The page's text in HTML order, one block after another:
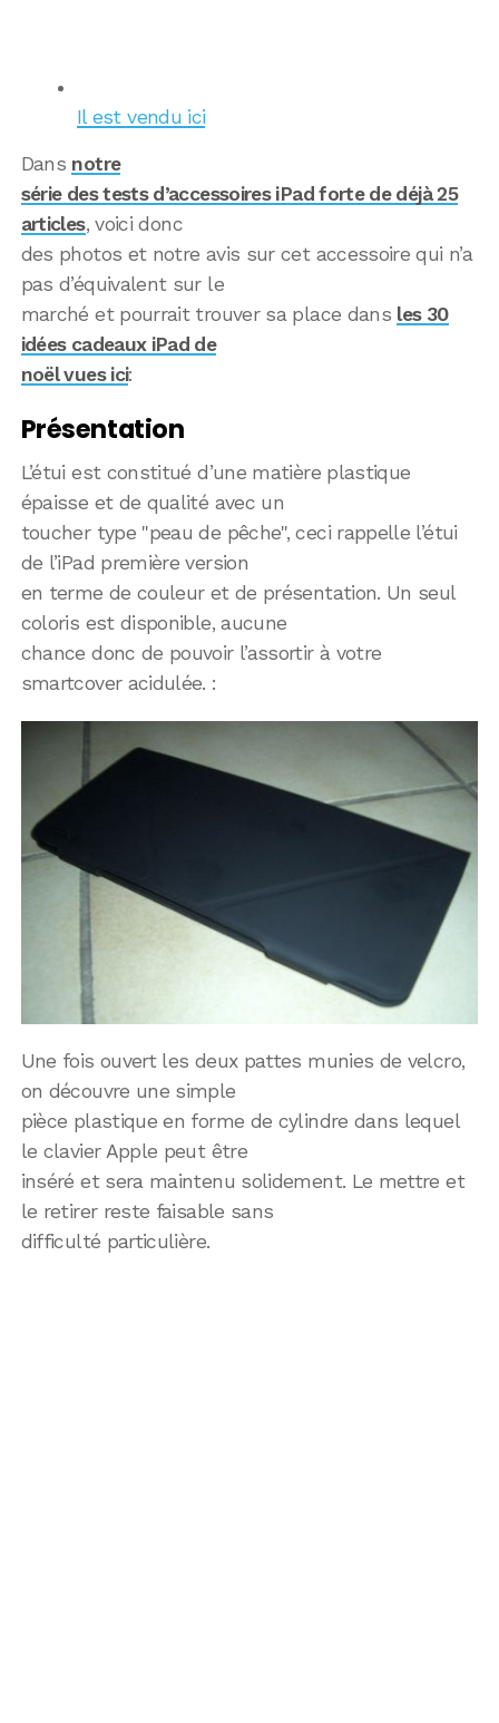
Il est vendu ici
Dans notre
série des tests d’accessoires iPad forte de déjà 25
articles, voici donc
des photos et notre avis sur cet accessoire qui n’a
pas d’équivalent sur le
marché et pourrait trouver sa place dans les 30
idées cadeaux iPad de
noël vues ici:
Présentation
L’étui est constitué d’une matière plastique
épaisse et de qualité avec un
toucher type "peau de pêche", ceci rappelle l’étui
de l’iPad première version
en terme de couleur et de présentation. Un seul
coloris est disponible, aucune
chance donc de pouvoir l’assortir à votre
smartcover acidulée. :
Une fois ouvert les deux pattes munies de velcro,
on découvre une simple
pièce plastique en forme de cylindre dans lequel
le clavier Apple peut être
inséré et sera maintenu solidement. Le mettre et
le retirer reste faisable sans
difficulté particulière.